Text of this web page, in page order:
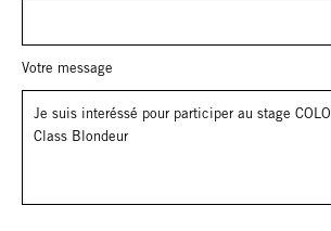
Votre message